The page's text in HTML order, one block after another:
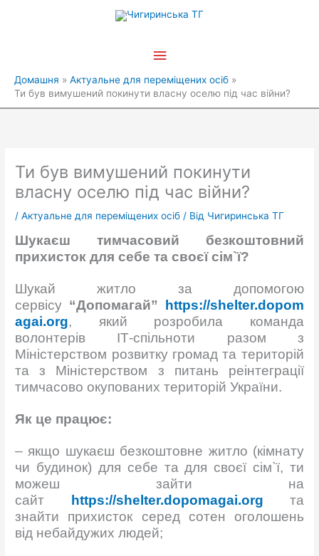
Головне
Домашня
Актуальне для переміщених осіб
Ти був вимушений покинути власну оселю під час війни?
Ти був вимушений покинути
власну оселю під час війни?
/Актуальне для переміщених осіб / Від Чигиринська ТГ
Шукаєш тимчасовий безкоштовний
прихисток для себе та своєї сім`ї?
Шукай житло за допомогою
сервісу “Допомагай”
https://shelter.dopom
agai.org, який розробила команда
волонтерів ІТ-спільноти разом з
Міністерством розвитку громад та територій
та з Міністерством з питань реінтеграції
тимчасово окупованих територій України.
Як це працює:
– якщо шукаєш безкоштовне житло (кімнату
чи будинок) для себе та для своєї сім`ї, ти
можеш зайти на
сайт https://shelter.dopomagai.org та
знайти прихисток серед сотен оголошень
від небайдужих людей;